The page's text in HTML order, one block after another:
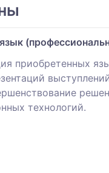
приобретенных
технологий.